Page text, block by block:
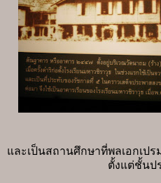
และเป็นสถานศึกษาที่พลเอกเป
ตั้งแต่ชั้นป